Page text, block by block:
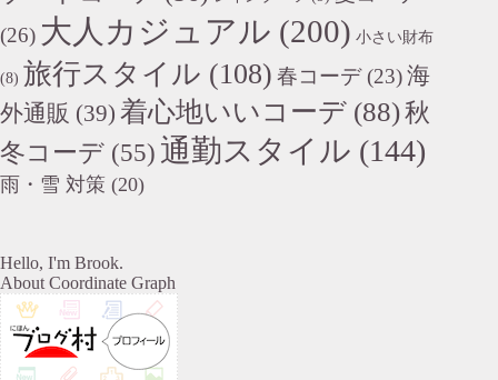
(26) 大人カジュアル (200) 小さい財布
(8) 旅行スタイル (108) 春コーデ(23)海
外通販 (39) 着心地いいコーデ (88)秋
冬コーデ (55) 通勤スタイル (144)
雨・雪 対策 (20)
Hello, I'm Brook.
About Coordinate Graph